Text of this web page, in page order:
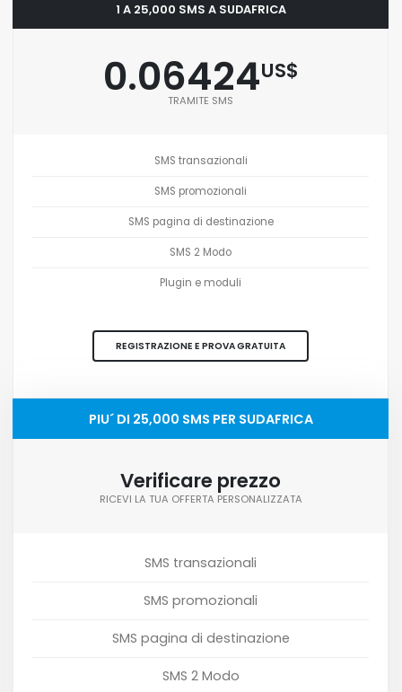
1 A 25,000 SMS A SUDAFRICA
0.06424US$
TRAMITE SMS
SMS transazionali
SMS promozionali
SMS pagina di destinazione
SMS 2 Modo
Plugin e moduli
REGISTRAZIONE E PROVA GRATUITA
PIU´ DI 25,000 SMS PER SUDAFRICA
Verificare prezzo
RICEVI LA TUA OFFERTA PERSONALIZZATA
SMS transazionali
SMS promozionali
SMS pagina di destinazione
SMS 2 Modo